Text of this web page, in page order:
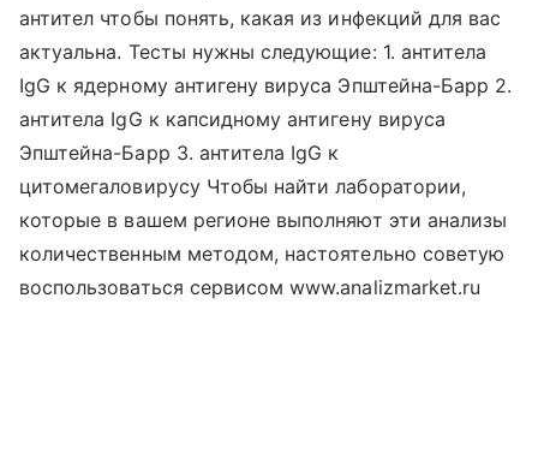
антител чтобы понять, какая из инфекций для вас
актуальна. Тесты нужны следующие: 1. антитела
IgG к ядерному антигену вируса Эпштейна-Барр 2.
антитела IgG к капсидному антигену вируса
Эпштейна-Барр 3. антитела IgG к
цитомегаловирусу Чтобы найти лаборатории,
которые в вашем регионе выполняют эти анализы
количественным методом, настоятельно советую
воспользоваться сервисом www.analizmarket.ru